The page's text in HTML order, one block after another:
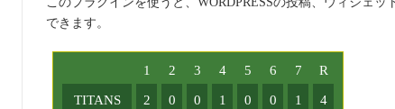
できます。
1 2 3 4 5 6 7 R
TITANS 2 0 0 1 0 0 1 4